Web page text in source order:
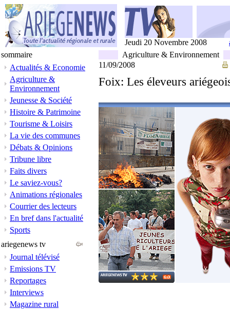
Jeudi 20 Novembre 2008
sommaire
Actualités & Economie
Agriculture &
Environnement
Jeunesse & Société
Histoire & Patrimoine
Tourisme & Loisirs
La vie des communes
Débats & Opinions
Tribune libre
Faits divers
Le saviez-vous?
Animations régionales
Courrier des lecteurs
En bref dans l'actualité
Sports
ariegenews tv
Journal télévisé
Emissions TV
Reportages
Interviews
Magazine rural
Agriculture & Environnement
11/09/2008
Foix: Les éleveurs